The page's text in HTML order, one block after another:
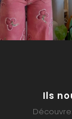
Ils